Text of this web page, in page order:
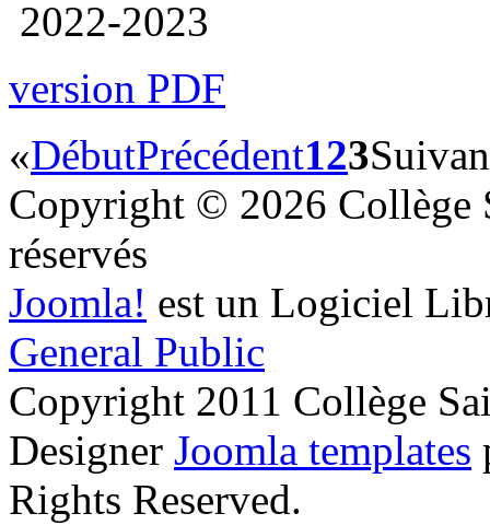
version PDF
«DébutPrécédent123
Copyright © 2026 Collège
réservés
Joomla! est un Logiciel
General Public
Copyright 2011 Collège
Designer Joomla templates
Rights Reserved.